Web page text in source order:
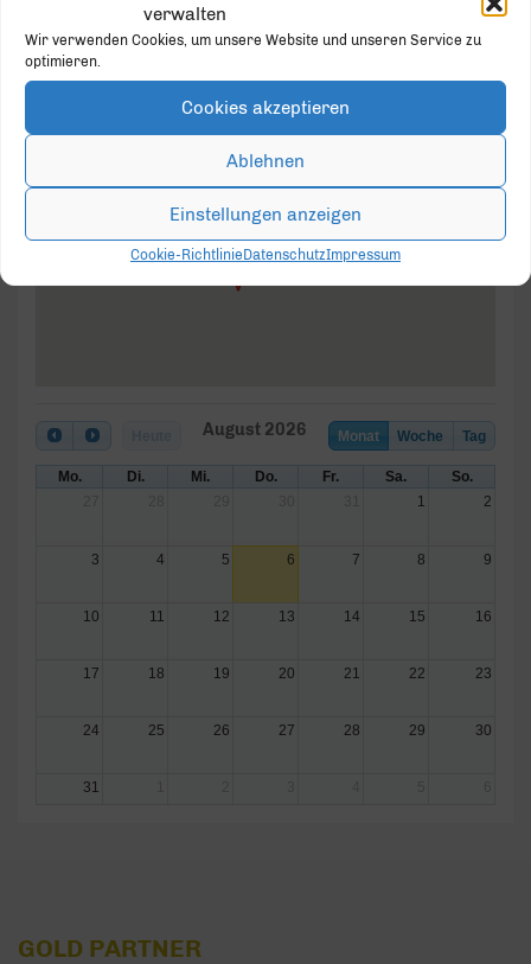
verwalten
Wir verwenden Cookies, um unsere Website und unseren Service zu
optimieren.
Cookies akzeptieren
Ablehnen
Einstellungen anzeigen
Cookie-Richtlinie DatenschutzImpressum
Rathaus der Stadt Delbrück
Himmelreichallee 20 - Delbrück
Veranstaltungen
Monat Woche Tag
August 2026
Mo. Di. Mi. Do. Fr. Sa.
So.
1 2
3 4 5 6 7 8 9
10 11 12 13 14 15 16
17 18 19 20 21 22 23
24 25 26 27 28 29 30
31
GOLD PARTNER